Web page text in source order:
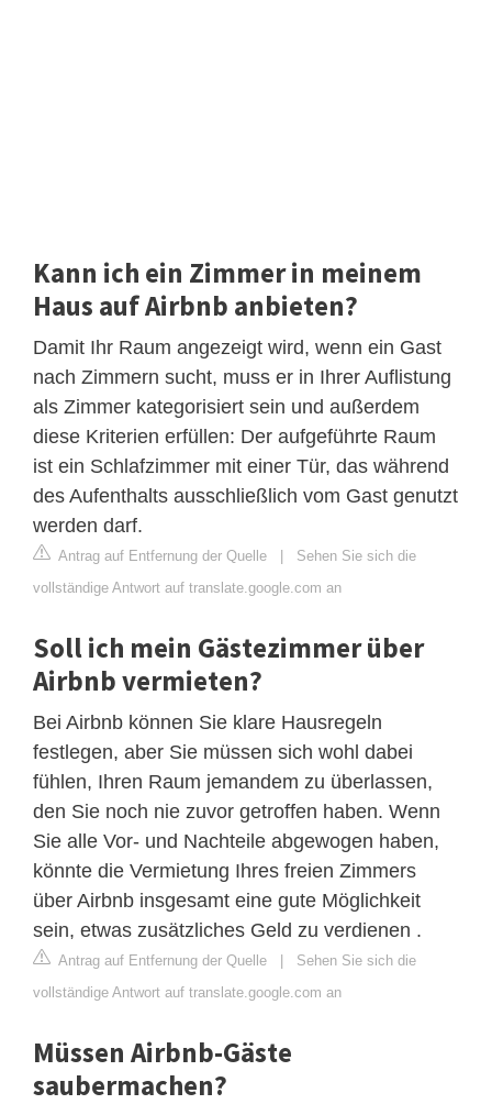
Kann ich ein Zimmer in meinem
Haus auf Airbnb anbieten?
Damit Ihr Raum angezeigt wird, wenn ein Gast
nach Zimmern sucht, muss er in Ihrer Auflistung
als Zimmer kategorisiert sein und außerdem
diese Kriterien erfüllen: Der aufgeführte Raum
ist ein Schlafzimmer mit einer Tür, das während
des Aufenthalts ausschließlich vom Gast genutzt
werden darf.
Antrag auf Entfernung der Quelle | Sehen Sie sich die
vollständige Antwort auf translate.google.com an
Soll ich mein Gästezimmer über
Airbnb vermieten?
Bei Airbnb können Sie klare Hausregeln
festlegen, aber Sie müssen sich wohl dabei
fühlen, Ihren Raum jemandem zu überlassen,
den Sie noch nie zuvor getroffen haben. Wenn
Sie alle Vor- und Nachteile abgewogen haben,
könnte die Vermietung Ihres freien Zimmers
über Airbnb insgesamt eine gute Möglichkeit
sein, etwas zusätzliches Geld zu verdienen .
Antrag auf Entfernung der Quelle | Sehen Sie sich die
vollständige Antwort auf translate.google.com an
Müssen Airbnb-Gäste
saubermachen?